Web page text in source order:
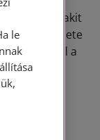
hogy valakit
kísérlete
azzal a
le